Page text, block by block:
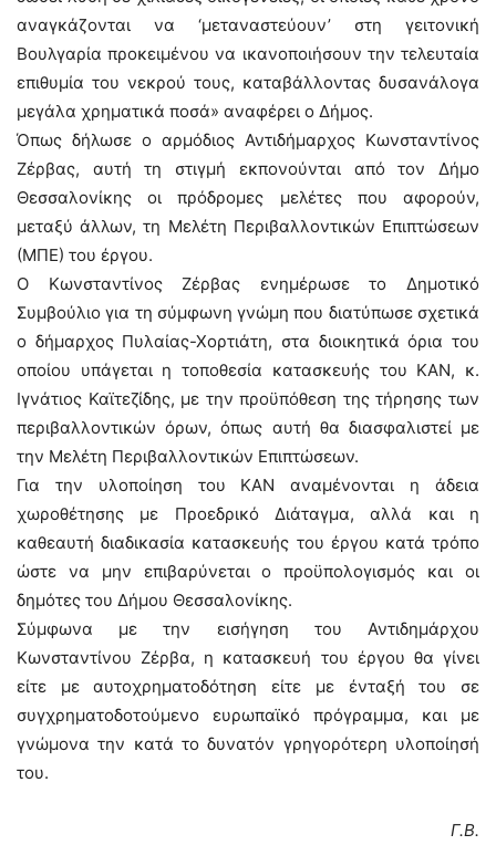
αναγκάζονται να ‘μεταναστεύουν’ στη γειτονική
Βουλγαρία προκειμένου να ικανοποιήσουν την τελευταία
επιθυμία του νεκρού τους, καταβάλλοντας δυσανάλογα
μεγάλα χρηματικά ποσά» αναφέρει ο Δήμος.
Όπως δήλωσε ο αρμόδιος Αντιδήμαρχος Κωνσταντίνος
Ζέρβας, αυτή τη στιγμή εκπονούνται από τον Δήμο
Θεσσαλονίκης οι πρόδρομες μελέτες που αφορούν,
μεταξύ άλλων, τη Μελέτη Περιβαλλοντικών Επιπτώσεων
(ΜΠΕ) του έργου.
Ο Κωνσταντίνος Ζέρβας ενημέρωσε το Δημοτικό
Συμβούλιο για τη σύμφωνη γνώμη που διατύπωσε σχετικά
ο δήμαρχος Πυλαίας-Χορτιάτη, στα διοικητικά όρια του
οποίου υπάγεται η τοποθεσία κατασκευής του ΚΑΝ, κ.
Ιγνάτιος Καϊτεζίδης, με την προϋπόθεση της τήρησης των
περιβαλλοντικών όρων, όπως αυτή θα διασφαλιστεί με
την Μελέτη Περιβαλλοντικών Επιπτώσεων.
Για την υλοποίηση του ΚΑΝ αναμένονται η άδεια
χωροθέτησης με Προεδρικό Διάταγμα, αλλά και η
καθεαυτή διαδικασία κατασκευής του έργου κατά τρόπο
ώστε να μην επιβαρύνεται ο προϋπολογισμός και οι
δημότες του Δήμου Θεσσαλονίκης.
Σύμφωνα με την εισήγηση του Αντιδημάρχου
Κωνσταντίνου Ζέρβα, η κατασκευή του έργου θα γίνει
είτε με αυτοχρηματοδότηση είτε με ένταξή του σε
συγχρηματοδοτούμενο ευρωπαϊκό πρόγραμμα, και με
γνώμονα την κατά το δυνατόν γρηγορότερη υλοποίησή
του.
Γ.Β.